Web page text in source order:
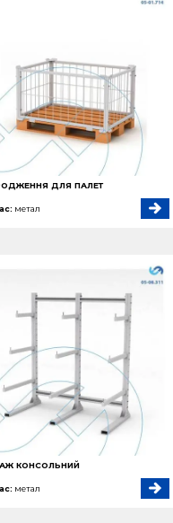
ДЛЯ ПАЛЕТ
метал
КОНСОЛЬНИЙ
метал